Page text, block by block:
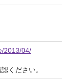
2013/04/
ください。